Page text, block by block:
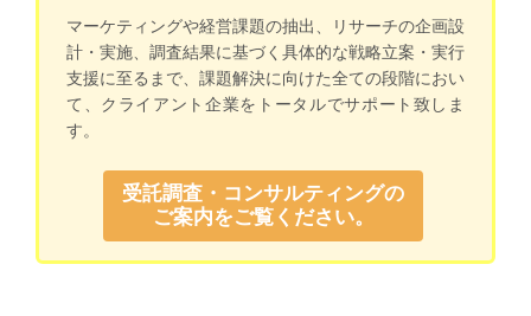
マーケティングや経営課題の抽出、リサーチの企画設
計・実施、調査結果に基づく具体的な戦略立案・実行
支援に至るまで、課題解決に向けた全ての段階におい
て、クライアント企業をトータルでサポート致しま
す。
受託調査・コンサルティングの
ご案内をご覧ください。